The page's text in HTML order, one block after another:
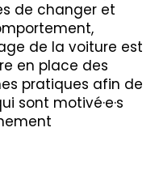
de changer et
de la voiture est
en place des
pratiques afin de
sont motivé·e·s